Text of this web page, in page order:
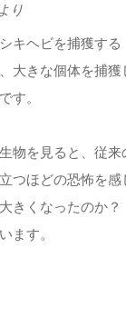
り
キヘビを捕獲する
大きな個体を捕
す。
物を見ると、従来
つほどの恐怖を
きくなったのか
ます。